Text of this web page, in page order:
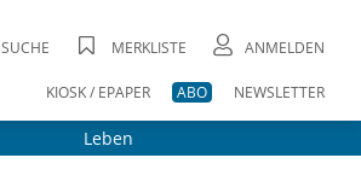
SUCHE MERKLISTE ANMELDEN
KIOSK / EPAPER ABO NEWSLETTER
Leben